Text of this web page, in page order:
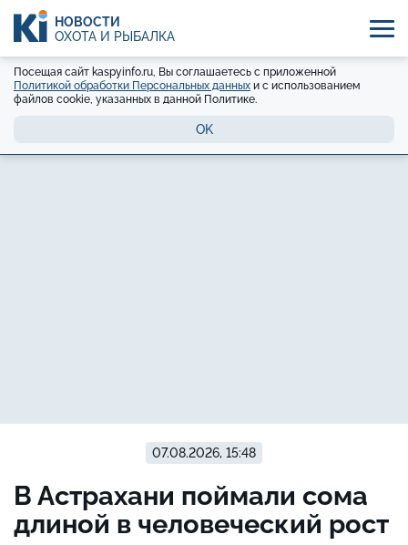
НОВОСТИ
ОХОТА И РЫБАЛКА
Посещая сайт kaspyinfo.ru, Вы соглашаетесь с приложенной
Политикой обработки Персональных данных и с использованием
файлов cookie, указанных в данной Политике.
OK
07.08.2026, 15:48
В Астрахани поймали сома
длиной в человеческий рост